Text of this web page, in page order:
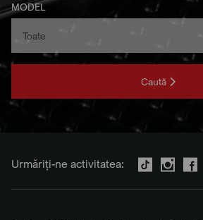
MODEL
Caută
Urmăriți-ne activitatea: